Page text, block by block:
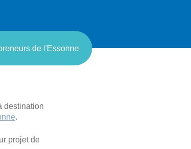
de l'Essonne
destination
.
projet de